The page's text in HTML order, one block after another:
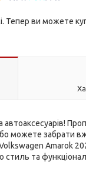
Тепер ви можете
забрати
Amarok
та